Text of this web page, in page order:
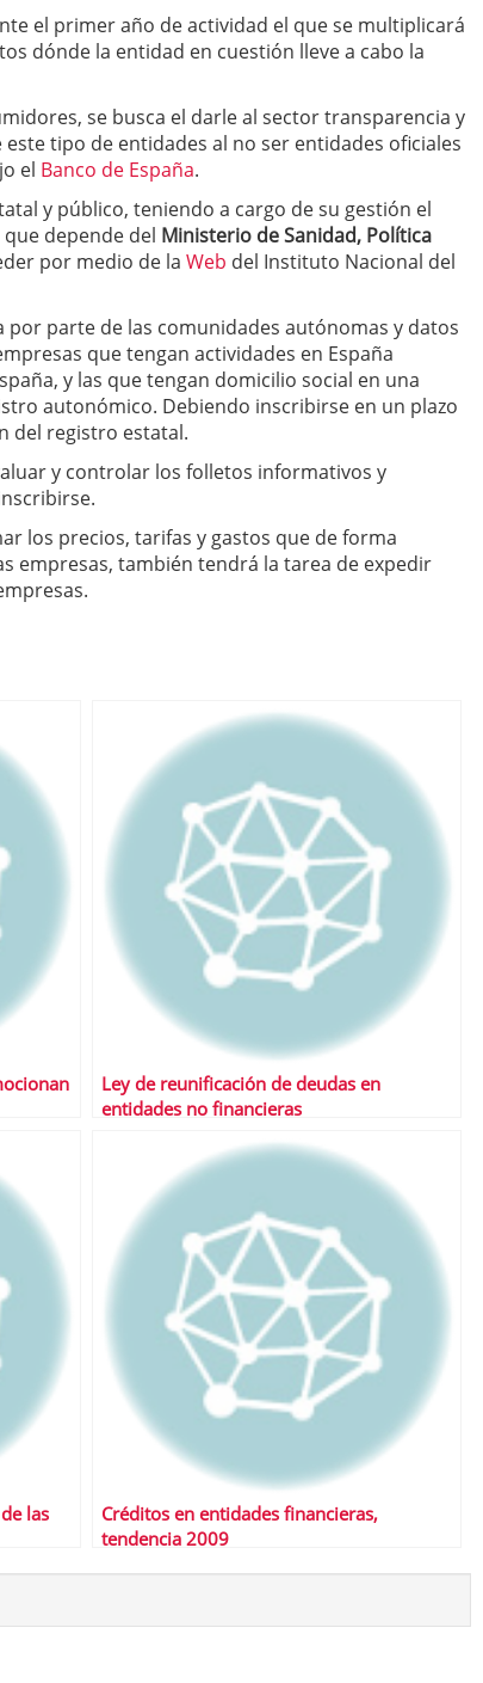
el primer año de actividad el que se multiplicará
dónde la entidad en cuestión lleve a cabo la
se busca el darle al sector transparencia y
tipo de entidades al no ser entidades oficiales
el Banco de España.
y público, teniendo a cargo de su gestión el
que depende del Ministerio de Sanidad, Política
por medio de la Web del Instituto Nacional del
por parte de las comunidades autónomas y datos
que tengan actividades en España
y las que tengan domicilio social en una
autonómico. Debiendo inscribirse en un plazo
del registro estatal.
y controlar los folletos informativos y
los precios, tarifas y gastos que de forma
empresas, también tendrá la tarea de expedir
Ley de reunificación de deudas en
entidades no financieras
las
Créditos en entidades financieras,
tendencia 2009